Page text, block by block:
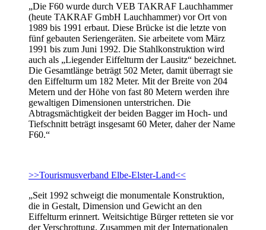
„Die F60 wurde durch VEB TAKRAF Lauchhammer
(heute TAKRAF GmbH Lauchhammer) vor Ort von
1989 bis 1991 erbaut. Diese Brücke ist die letzte von
fünf gebauten Seriengeräten. Sie arbeitete vom März
1991 bis zum Juni 1992. Die Stahlkonstruktion wird
auch als „Liegender Eiffelturm der Lausitz“ bezeichnet.
Die Gesamtlänge beträgt 502 Meter, damit überragt sie
den Eiffelturm um 182 Meter. Mit der Breite von 204
Metern und der Höhe von fast 80 Metern werden ihre
gewaltigen Dimensionen unterstrichen. Die
Abtragsmächtigkeit der beiden Bagger im Hoch- und
Tiefschnitt beträgt insgesamt 60 Meter, daher der Name
F60.“
>>Tourismusverband Elbe-Elster-Land<<
„Seit 1992 schweigt die monumentale Konstruktion,
die in Gestalt, Dimension und Gewicht an den
Eiffelturm erinnert. Weitsichtige Bürger retteten sie vor
der Verschrottung. Zusammen mit der Internationalen